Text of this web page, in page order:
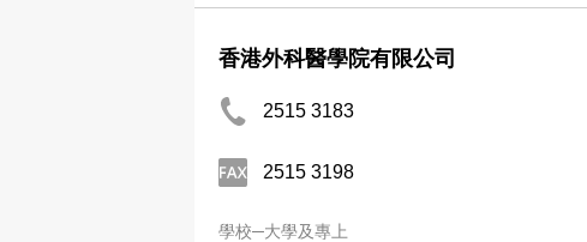
香港外科醫學院有限公司
2515 3183
2515 3198
學校─大學及專上